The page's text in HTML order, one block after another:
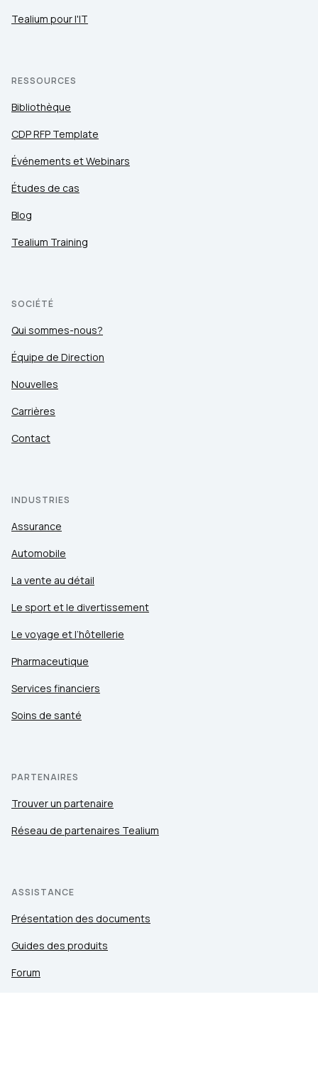
Tealium pour l'IT
RESSOURCES
Bibliothèque
CDP RFP Template
Événements et Webinars
Études de cas
Blog
Tealium Training
SOCIÉTÉ
Qui sommes-nous?
Équipe de Direction
Nouvelles
Carrières
Contact
INDUSTRIES
Assurance
Automobile
La vente au détail
Le sport et le divertissement
Le voyage et l’hôtellerie
Pharmaceutique
Services financiers
Soins de santé
PARTENAIRES
Trouver un partenaire
Réseau de partenaires Tealium
ASSISTANCE
Présentation des documents
Guides des produits
Forum